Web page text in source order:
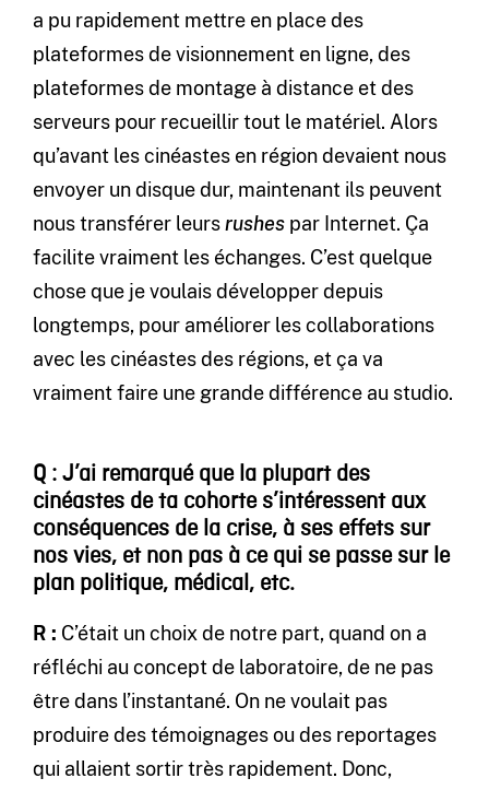
a pu rapidement mettre en place des
plateformes de visionnement en ligne, des
plateformes de montage à distance et des
serveurs pour recueillir tout le matériel. Alors
qu’avant les cinéastes en région devaient nous
envoyer un disque dur, maintenant ils peuvent
nous transférer leursrushespar Internet. Ça
facilite vraiment les échanges. C’est quelque
chose que je voulais développer depuis
longtemps, pour améliorer les collaborations
avec les cinéastes des régions, et ça va
vraiment faire une grande différence au studio.
Q : J’ai remarqué que la plupart des
cinéastes de ta cohorte s’intéressent aux
conséquences de la crise, à ses effets sur
nos vies, et non pas à ce qui se passe sur le
plan politique, médical, etc.
R : C’était un choix de notre part, quand on a
réfléchi au concept de laboratoire, de ne pas
être dans l’instantané. On ne voulait pas
produire des témoignages ou des reportages
qui allaient sortir très rapidement. Donc,